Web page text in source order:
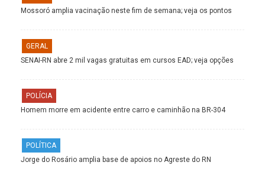
Mossoró amplia vacinação neste fim de semana; veja os pontos
GERAL
SENAI-RN abre 2 mil vagas gratuitas em cursos EAD; veja opções
POLÍCIA
Homem morre em acidente entre carro e caminhão na BR-304
POLÍTICA
Jorge do Rosário amplia base de apoios no Agreste do RN